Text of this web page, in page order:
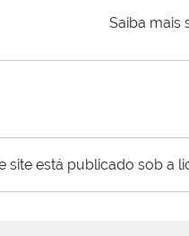
Saiba mais
site está publicado sob a